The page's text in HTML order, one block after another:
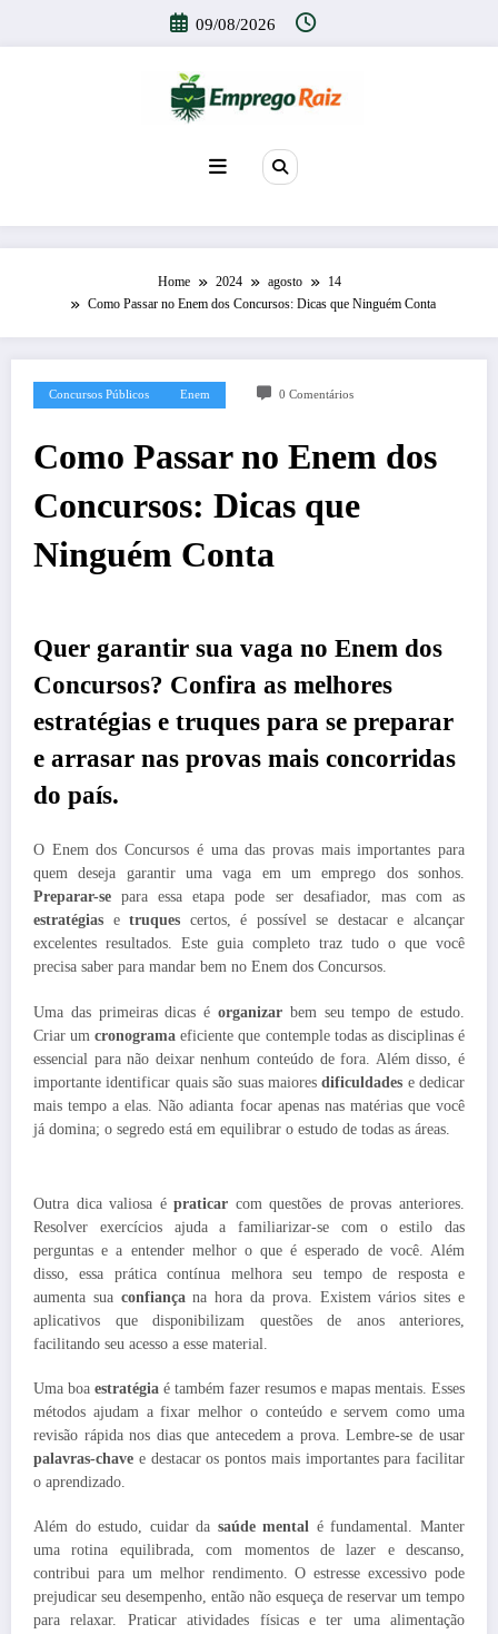
o
09/08/2026
Home 2024 agosto
14
Como Passar no Enem dos Concursos: Dicas que Ninguém Conta
Concursos Públicos Enem 0 Comentários
Como Passar no Enem dos
Concursos: Dicas que
Ninguém Conta
Quer garantir sua vaga no Enem dos
Concursos? Confira as melhores
estratégias e truques para se preparar
e arrasar nas provas mais concorridas
do país.
O Enem dos Concursos é uma das provas mais importantes para
quem deseja garantir uma vaga em um emprego dos sonhos.
Preparar-se para essa etapa pode ser desafiador, mas com as
estratégias etruques certos, é possível se destacar e alcançar
excelentes resultados. Este guia completo traz tudo o que você
precisa saber para mandar bem no Enem dos Concursos.
Uma das primeiras dicas é organizar bem seu tempo de estudo.
Criar umcronograma eficiente que contemple todas as disciplinas é
essencial para não deixar nenhum conteúdo de fora. Além disso, é
importante identificar quais são suas maioresdificuldades e dedicar
mais tempo a elas. Não adianta focar apenas nas matérias que você
já domina; o segredo está em equilibrar o estudo de todas as áreas.
Outra dica valiosa épraticar com questões de provas anteriores.
Resolver exercícios ajuda a familiarizar-se com o estilo das
perguntas e a entender melhor o que é esperado de você. Além
disso, essa prática contínua melhora seu tempo de resposta e
aumenta sua confiançana hora da prova. Existem vários sites e
aplicativos que disponibilizam questões de anos anteriores,
facilitando seu acesso a esse material.
Uma boa estratégia é também fazer resumos e mapas mentais. Esses
métodos ajudam a fixar melhor o conteúdo e servem como uma
revisão rápida nos dias que antecedem a prova. Lembre-se de usar
palavras-chave e destacar os pontos mais importantes para facilitar
o aprendizado.
Além do estudo, cuidar da saúde mental é fundamental. Manter
uma rotina equilibrada, com momentos de lazer e descanso,
contribui para um melhor rendimento. O estresse excessivo pode
prejudicar seu desempenho, então não esqueça de reservar um tempo
para relaxar. Praticar atividades físicas e ter uma alimentação